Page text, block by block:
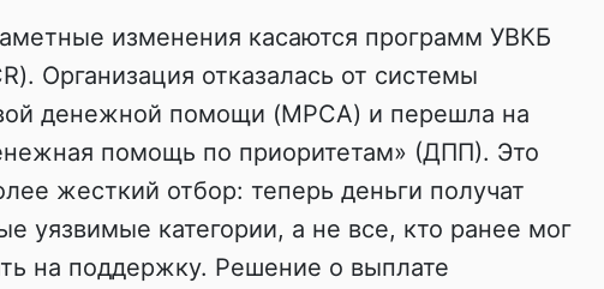
изменения касаются программ УВКБ
Организация отказалась от системы
денежной помощи (MPCA) и перешла на
помощь по приоритетам» (ДПП). Это
жесткий отбор: теперь деньги получат
уязвимые категории, а не все, кто ранее мог
на поддержку. Решение о выплате